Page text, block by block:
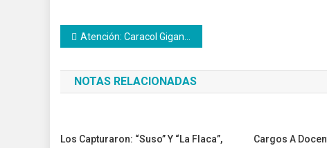
Navegación
de
entradas
Atención: Caracol Gigante Africano en Risaralda, Caldas
NOTAS RELACIONADAS
Los Capturaron: “Suso” Y “La Flaca”,
Cargos A